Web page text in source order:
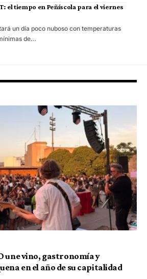
el tiempo en Peñíscola para el viernes
un día poco nuboso con temperaturas
de…
une vino, gastronomía y
en el año de su capitalidad